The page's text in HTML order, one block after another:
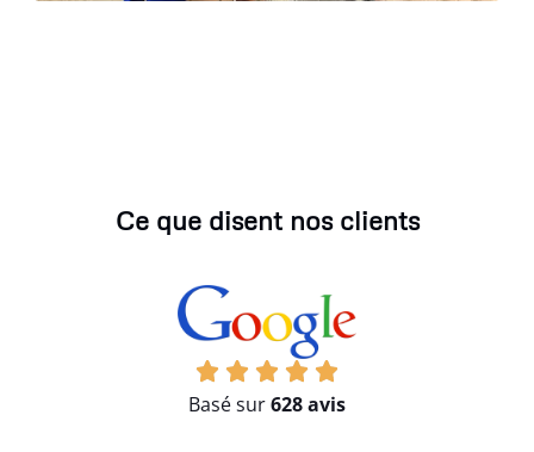
Ce que disent nos clients
Basé sur628 avis